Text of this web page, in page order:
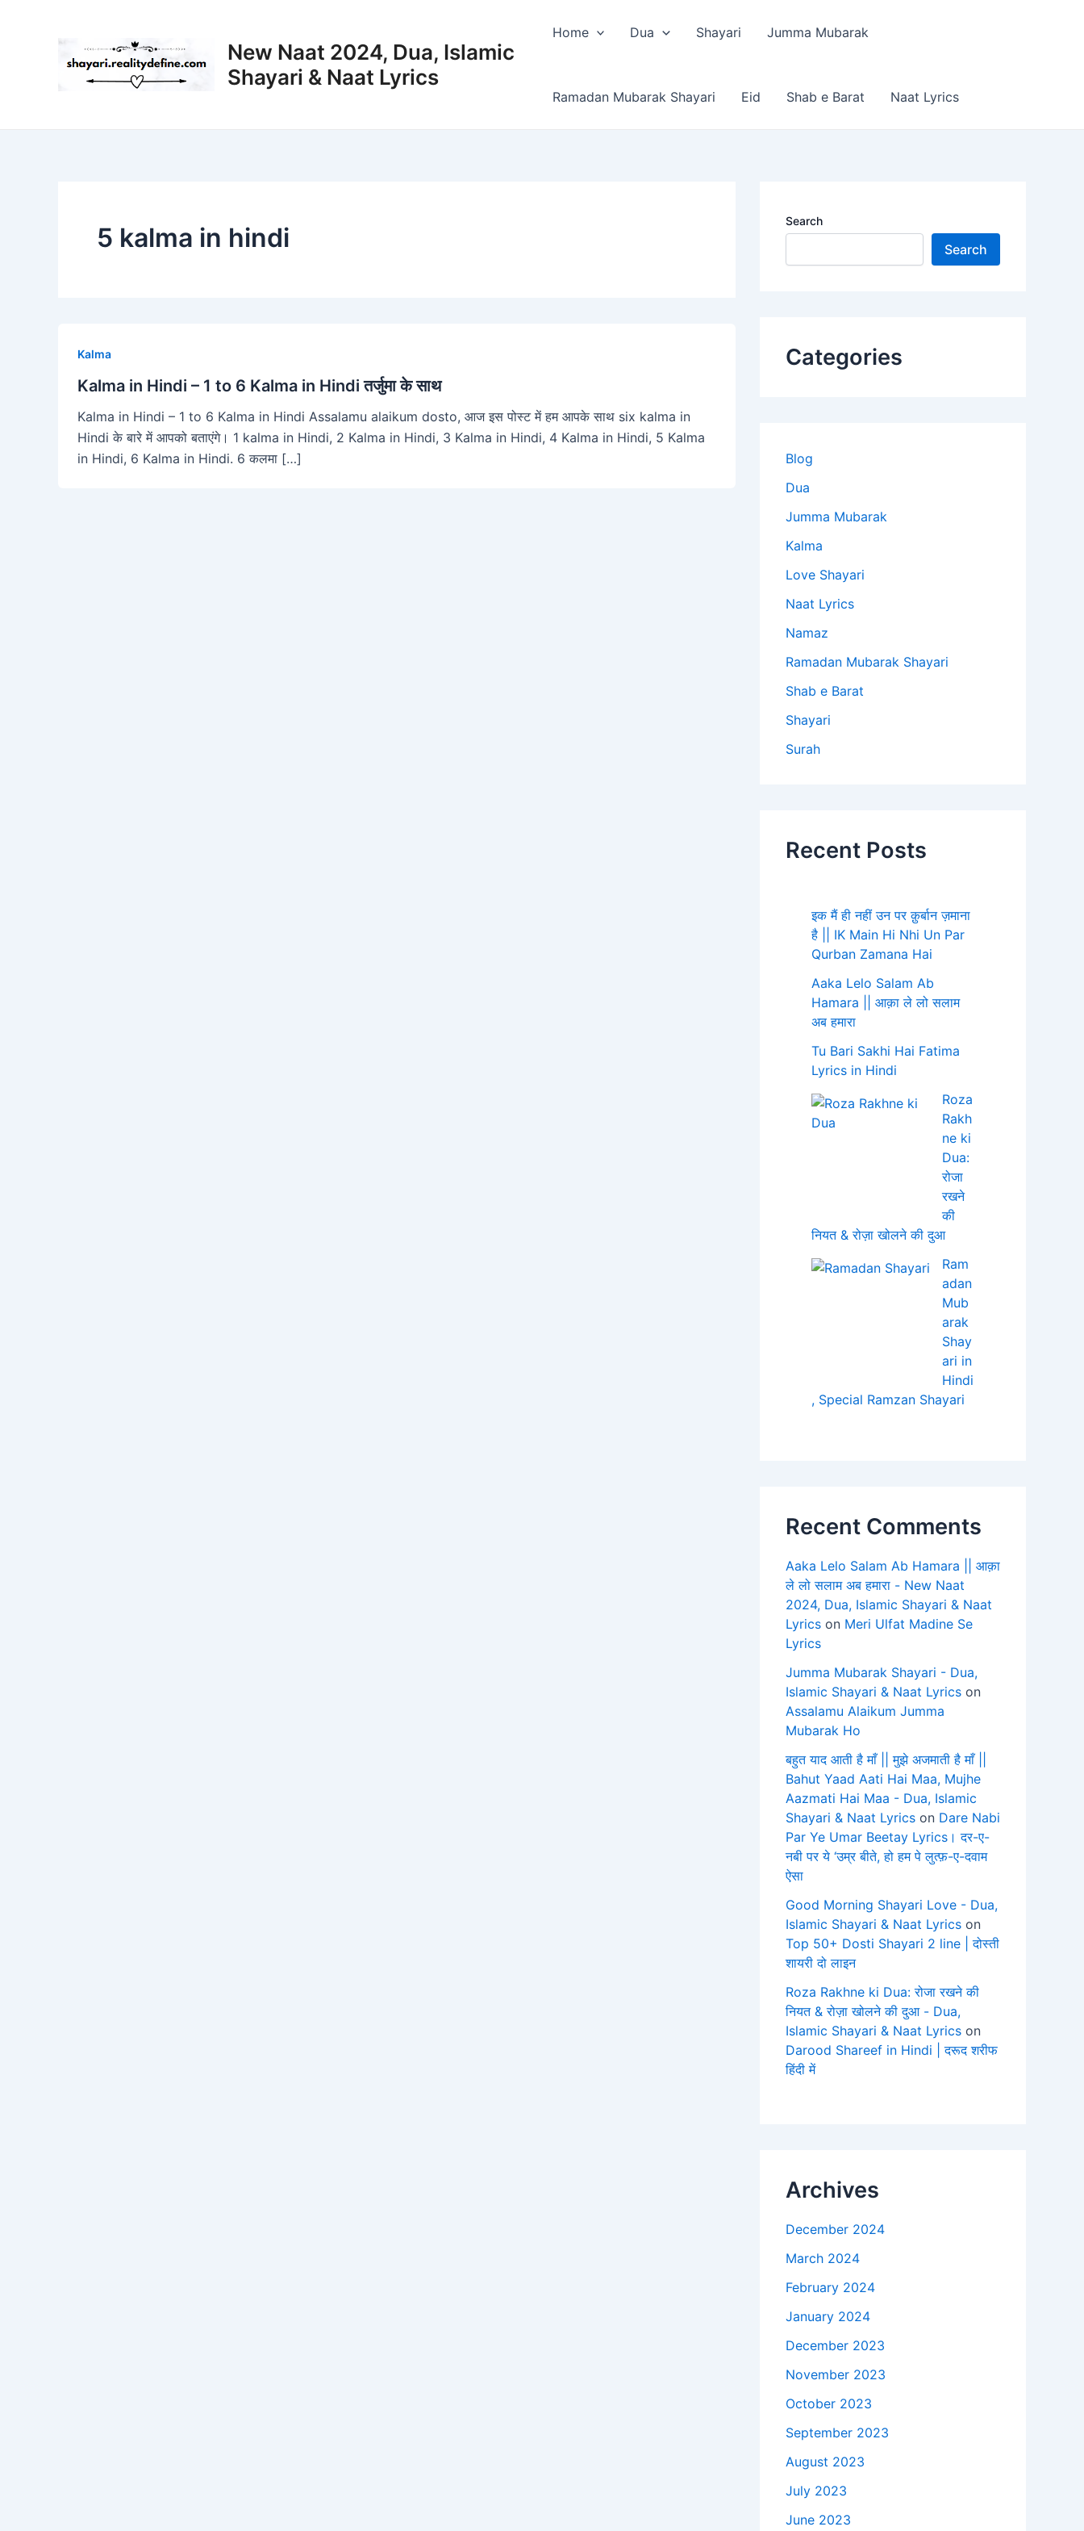
New Naat 2024, Dua, Islamic
Shayari & Naat Lyrics
Home Dua Shayari Jumma Mubarak
Ramadan Mubarak Shayari Eid Shab e Barat Naat Lyrics
5 kalma in hindi
Kalma
Kalma in Hindi – 1 to 6 Kalma in Hindi तर्जुमा के साथ
Kalma in Hindi – 1 to 6 Kalma in Hindi Assalamu alaikum dosto, आज इस पोस्ट में हम आपके साथ six kalma in
Hindi के बारे में आपको बताएंगे। 1 kalma in Hindi, 2 Kalma in Hindi, 3 Kalma in Hindi, 4 Kalma in Hindi, 5 Kalma
in Hindi, 6 Kalma in Hindi. 6 कलमा […]
Search
Search
Categories
Blog
Dua
Jumma Mubarak
Kalma
Love Shayari
Naat Lyrics
Namaz
Ramadan Mubarak Shayari
Shab e Barat
Shayari
Surah
Recent Posts
इक मैं ही नहीं उन पर क़ुर्बान ज़माना
है || IK Main Hi Nhi Un Par
Qurban Zamana Hai
Aaka Lelo Salam Ab
Hamara || आक़ा ले लो सलाम
अब हमारा
Tu Bari Sakhi Hai Fatima
Lyrics in Hindi
Roza
Rakh
ne ki
Dua:
रोजा
रखने
की
नियत & रोज़ा खोलने की दुआ
Ram
adan
Mub
arak
Shay
ari in
Hindi
, Special Ramzan Shayari
Recent Comments
Aaka Lelo Salam Ab Hamara || आक़ा
ले लो सलाम अब हमारा - New Naat
2024, Dua, Islamic Shayari & Naat
Lyrics on Meri Ulfat Madine Se
Lyrics
Jumma Mubarak Shayari - Dua,
Islamic Shayari & Naat Lyrics on
Assalamu Alaikum Jumma
Mubarak Ho
बहुत याद आती है माँ || मुझे अजमाती है माँ ||
Bahut Yaad Aati Hai Maa, Mujhe
Aazmati Hai Maa - Dua, Islamic
Shayari & Naat Lyrics on Dare Nabi
Par Ye Umar Beetay Lyrics। दर-ए-
नबी पर ये ‘उम्र बीते, हो हम पे लुत्फ़-ए-दवाम
ऐसा
Good Morning Shayari Love - Dua,
Islamic Shayari & Naat Lyrics on
Top 50+ Dosti Shayari 2 line | दोस्ती
शायरी दो लाइन
Roza Rakhne ki Dua: रोजा रखने की
नियत & रोज़ा खोलने की दुआ - Dua,
Islamic Shayari & Naat Lyrics on
Darood Shareef in Hindi | दरूद शरीफ
हिंदी में
Archives
December 2024
March 2024
February 2024
January 2024
December 2023
November 2023
October 2023
September 2023
August 2023
July 2023
June 2023